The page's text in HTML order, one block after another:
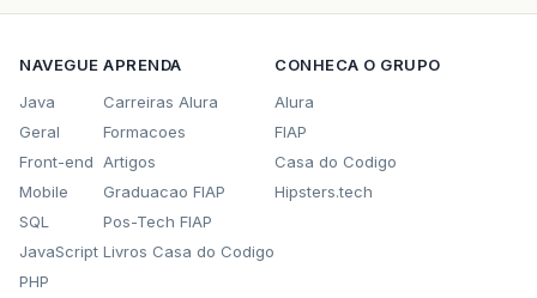
NAVEGUE
Java
Geral
Front-end
Mobile
SQL
JavaScript
PHP
APRENDA
Carreiras Alura
Formacoes
Artigos
Graduacao FIAP
Pos-Tech FIAP
Livros Casa do Codigo
CONHECA O GRUPO
Alura
FIAP
Casa do Codigo
Hipsters.tech